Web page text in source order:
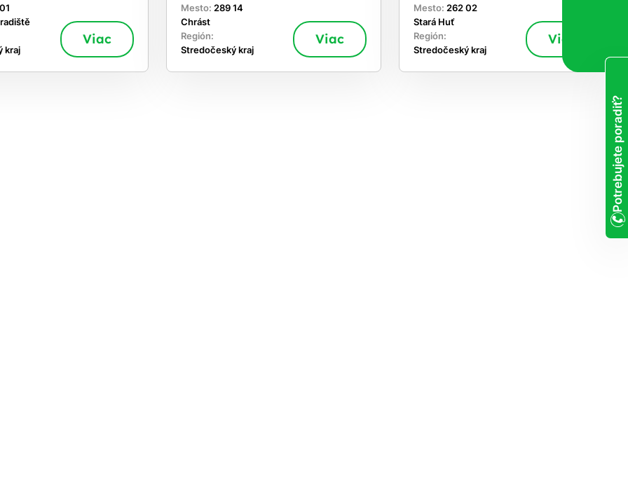
kraj
Viac
Mesto: 289 14
Chrást
Región:
Stredočeský kraj
Viac
Mesto: 262 02
Stará Huť
Región:
Stredočeský kraj
Viac
Potrebujete poradiť?